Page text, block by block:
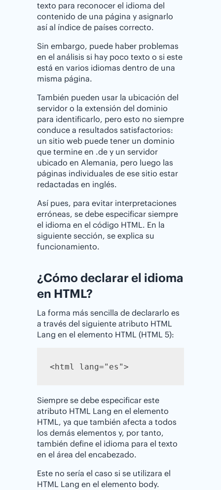
texto para reconocer el idioma del
contenido de una página y asignarlo
así al índice de países correcto.
Sin embargo, puede haber problemas
en el análisis si hay poco texto o si este
está en varios idiomas dentro de una
misma página.
También pueden usar la ubicación del
servidor o la extensión del dominio
para identificarlo, pero esto no siempre
conduce a resultados satisfactorios:
un sitio web puede tener un dominio
que termine en .de y un servidor
ubicado en Alemania, pero luego las
páginas individuales de ese sitio estar
redactadas en inglés.
Así pues, para evitar interpretaciones
erróneas, se debe especificar siempre
el idioma en el código HTML. En la
siguiente sección, se explica su
funcionamiento.
¿Cómo declarar el idioma
en HTML?
La forma más sencilla de declararlo es
a través del siguiente atributo HTML
Lang en el elemento HTML (HTML 5):
<html lang="es">
Siempre se debe especificar este
atributo HTML Lang en el elemento
HTML, ya que también afecta a todos
los demás elementos y, por tanto,
también define el idioma para el texto
en el área del encabezado.
Este no sería el caso si se utilizara el
HTML Lang en el elemento body.